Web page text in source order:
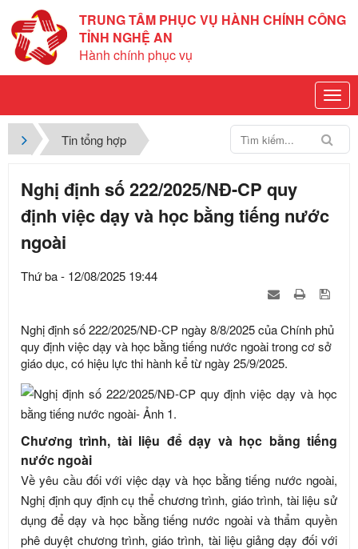
TRUNG TÂM PHỤC VỤ HÀNH CHÍNH CÔNG
TỈNH NGHỆ AN
Hành chính phục vụ
Tin tổng hợp
Nghị định số 222/2025/NĐ-CP quy
định việc dạy và học bằng tiếng nước
ngoài
Thứ ba - 12/08/2025 19:44
Nghị định số 222/2025/NĐ-CP ngày 8/8/2025 của Chính phủ
quy định việc dạy và học bằng tiếng nước ngoài trong cơ sở
giáo dục, có hiệu lực thi hành kể từ ngày 25/9/2025.
Chương trình, tài liệu để dạy và học bằng tiếng
nước ngoài
Về yêu cầu đối với việc dạy và học bằng tiếng nước ngoài,
Nghị định quy định cụ thể chương trình, giáo trình, tài liệu sử
dụng để dạy và học bằng tiếng nước ngoài và thẩm quyền
phê duyệt chương trình, giáo trình, tài liệu giảng dạy đối với